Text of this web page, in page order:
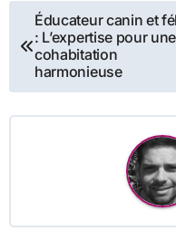
Navigation
de
l’article
Éducateur canin et
: L’expertise pour une
cohabitation
harmonieuse